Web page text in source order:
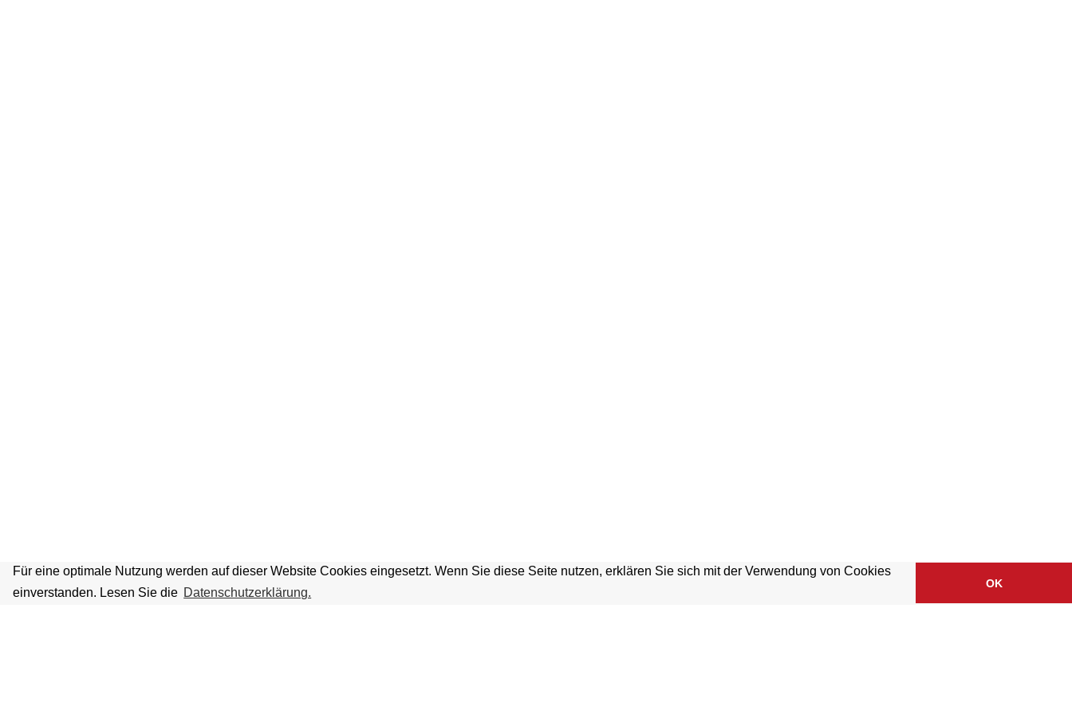
Für eine optimale Nutzung werden auf dieser Website Cookies eingesetzt. Wenn Sie diese Seite nutzen, erklären Sie sich mit der Verwendung von Cookies
einverstanden. Lesen Sie die Datenschutzerklärung.
OK